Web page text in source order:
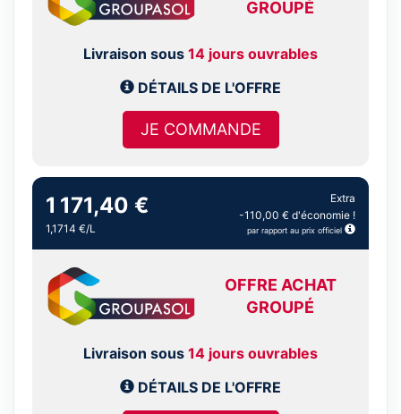
GROUPÉ
Livraison sous 14 jours ouvrables
DÉTAILS DE L'OFFRE
JE COMMANDE
1 171,40 €
1,1714 €/L
Extra
-110,00 € d'économie !
par rapport au prix officiel
OFFRE ACHAT
GROUPÉ
Livraison sous 14 jours ouvrables
DÉTAILS DE L'OFFRE